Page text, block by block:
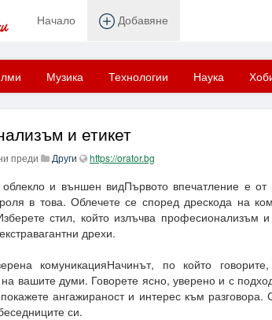
Начало Добавяне
Музика Технологии Наука
и етикет
преди Други https://orator.bg
и външен видПървото впечатление е
в това. Облечете се според дрескода на
стил, който излъчва професионализъм
дрехи.
комуникацияНачинът, по който
вашите думи. Говорете ясно, уверено и с
ангажираност и интерес към
си.